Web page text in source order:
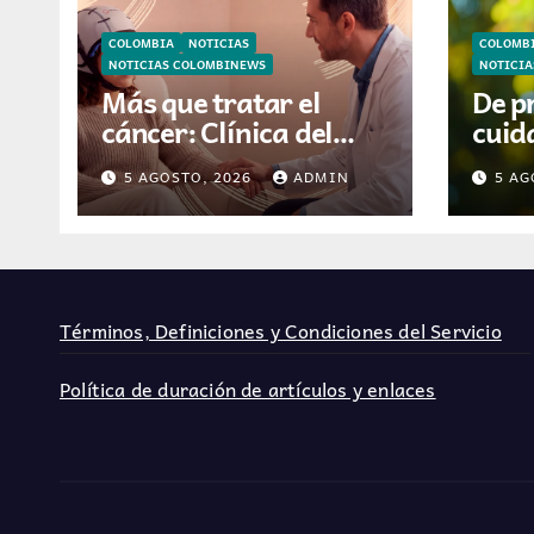
COLOMBIA
NOTICIAS
NOTICIAS COLOMBINEWS
Más que tratar el
cáncer: Clínica del
Country incorpora
tecnología que ayuda
a preservar el cabello
la quimioterapia
5 AGOSTO, 2026 ADMIN
De
5
Términos, Definiciones y Condiciones del Servicio
Política de duración de artículos y enlaces